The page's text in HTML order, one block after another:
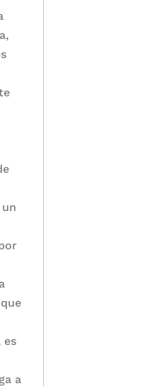
es
a